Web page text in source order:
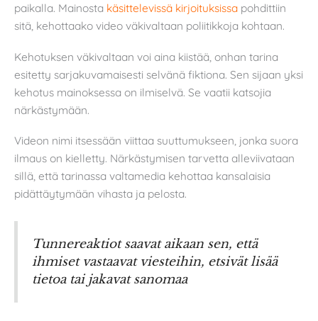
paikalla. Mainosta käsittelevissä kirjoituksissa pohdittiin
sitä, kehottaako video väkivaltaan poliitikkoja kohtaan.
Kehotuksen väkivaltaan voi aina kiistää, onhan tarina
esitetty sarjakuvamaisesti selvänä fiktiona. Sen sijaan yksi
kehotus mainoksessa on ilmiselvä. Se vaatii katsojia
närkästymään.
Videon nimi itsessään viittaa suuttumukseen, jonka suora
ilmaus on kielletty. Närkästymisen tarvetta alleviivataan
sillä, että tarinassa valtamedia kehottaa kansalaisia
pidättäytymään vihasta ja pelosta.
Tunnereaktiot saavat aikaan sen, että
ihmiset vastaavat viesteihin, etsivät lisää
tietoa tai jakavat sanomaa